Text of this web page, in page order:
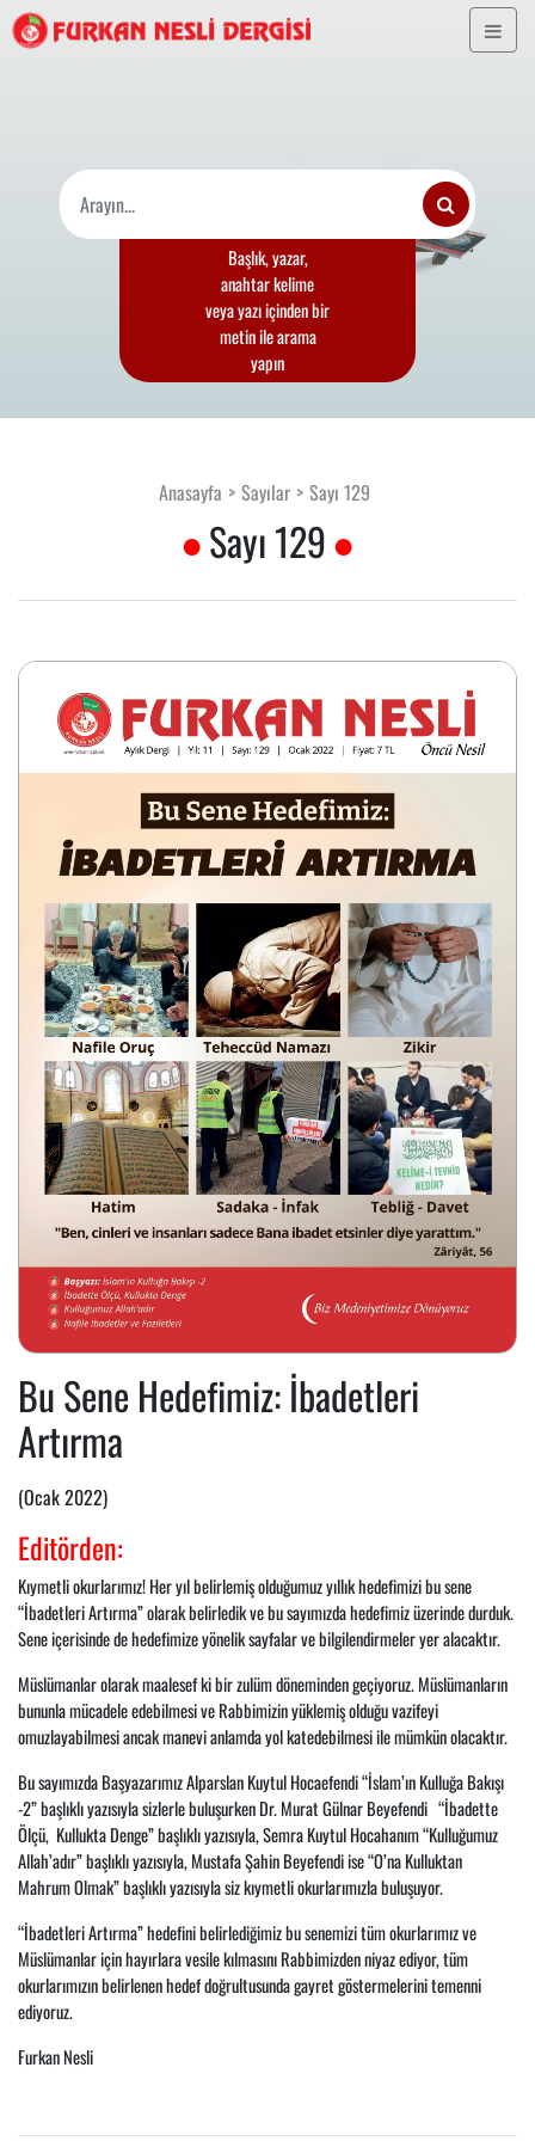
Başlık, yazar,
anahtar kelime
veya yazı içinden bir
metin ile arama
yapın
Anasayfa Sayılar Sayı 129
Sayı 129
Bu Sene Hedefimiz: İbadetleri
Artırma
(Ocak 2022)
Editörden:
Kıymetli okurlarımız! Her yıl belirlemiş olduğumuz yıllık hedefimizi bu sene
“İbadetleri Artırma” olarak belirledik ve bu sayımızda hedefimiz üzerinde durduk.
Sene içerisinde de hedefimize yönelik sayfalar ve bilgilendirmeler yer alacaktır.
Müslümanlar olarak maalesef ki bir zulüm döneminden geçiyoruz. Müslümanların
bununla mücadele edebilmesi ve Rabbimizin yüklemiş olduğu vazifeyi
omuzlayabilmesi ancak manevi anlamda yol katedebilmesi ile mümkün olacaktır.
Bu sayımızda Başyazarımız Alparslan Kuytul Hocaefendi “İslam’ın Kulluğa Bakışı
-2” başlıklı yazısıyla sizlerle buluşurken Dr. Murat Gülnar Beyefendi “İbadette
Ölçü, Kullukta Denge” başlıklı yazısıyla, Semra Kuytul Hocahanım “Kulluğumuz
Allah’adır” başlıklı yazısıyla, Mustafa Şahin Beyefendi ise “O’na Kulluktan
Mahrum Olmak” başlıklı yazısıyla siz kıymetli okurlarımızla buluşuyor.
“İbadetleri Artırma” hedefini belirlediğimiz bu senemizi tüm okurlarımız ve
Müslümanlar için hayırlara vesile kılmasını Rabbimizden niyaz ediyor, tüm
okurlarımızın belirlenen hedef doğrultusunda gayret göstermelerini temenni
ediyoruz.
Furkan Nesli